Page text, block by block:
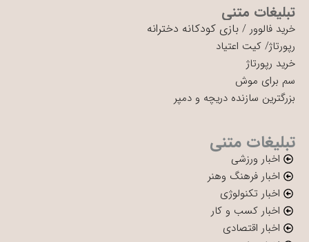
تبلیغات متنی
خرید فالوور / بازی کودکانه دخترانه
رپورتاژ/ کیت اعتیاد
خرید رپورتاژ
سم برای موش
بزرگترین سازنده دریچه و دمپر
تبلیغات متنی
اخبار ورزشی
اخبار فرهنگ وهنر
اخبار تکنولوژی
اخبار کسب و کار
اخبار اقتصادی